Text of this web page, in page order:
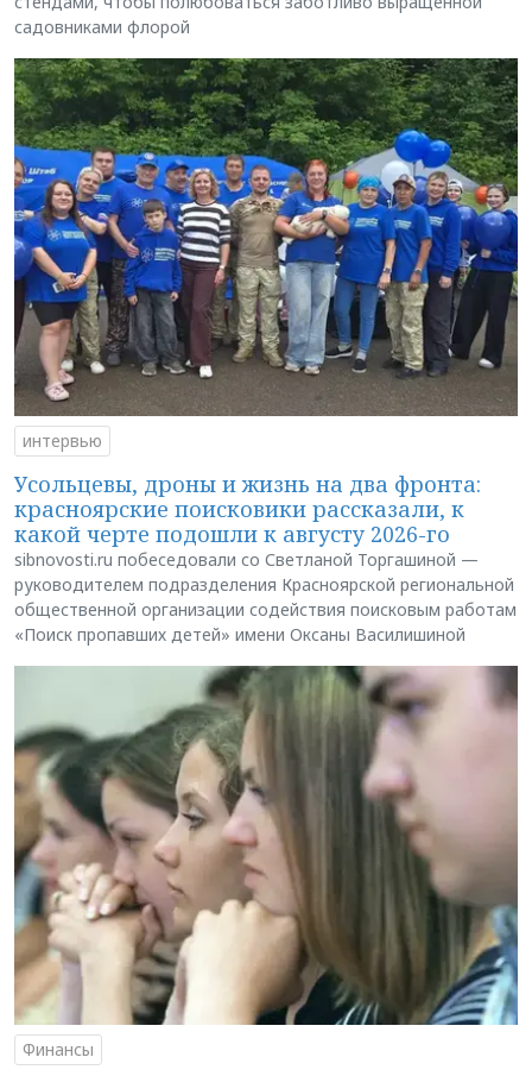
садовниками флорой
интервью
Усольцевы, дроны и жизнь на два фронта:
красноярские поисковики рассказали, к
какой черте подошли к августу 2026-го
sibnovosti.ru побеседовали со Светланой Торгашиной —
руководителем подразделения Красноярской региональной
общественной организации содействия поисковым работам
«Поиск пропавших детей» имени Оксаны Василишиной
Финансы